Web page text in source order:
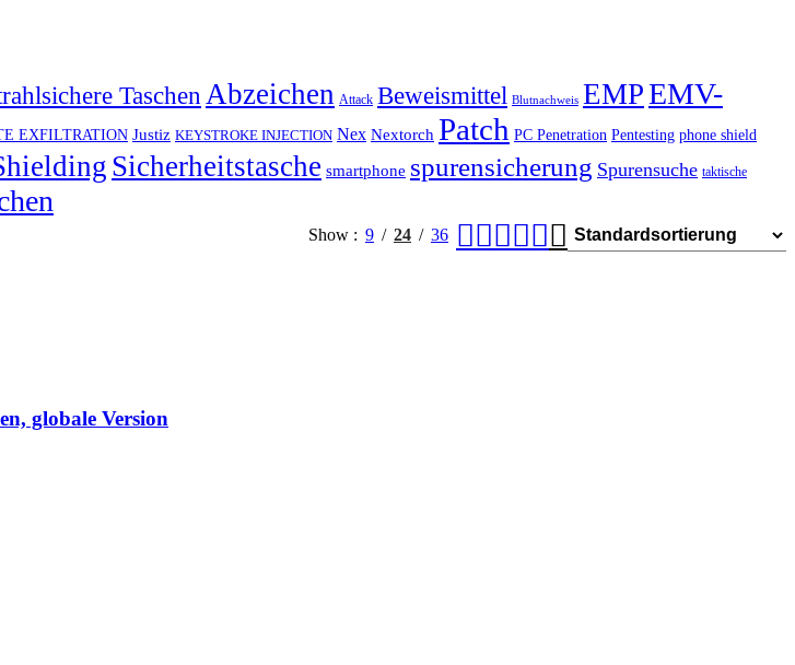
TaschenAbzeichen Attack Beweismittel Blutnachweis EMPEMV-
EXFILTRATION Justiz KEYSTROKE INJECTION Nex Nextorch Patch PC Penetration Pentesting phone shield
Sicherheitstasche smartphone spurensicherung Spurensuche taktische
Show 9 24 36
globale Version